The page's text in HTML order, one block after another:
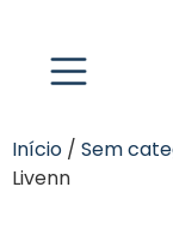
Início / Sem
Livenn